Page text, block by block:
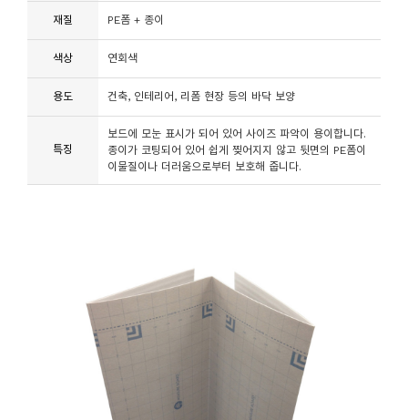
재질 PE폼 + 종이
색상 연회색
용도 건축, 인테리어, 리폼 현장 등의 바닥 보양
특징
보드에 모눈 표시가 되어 있어 사이즈 파악이 용이합니다.
종이가 코팅되어 있어 쉽게 찢어지지 않고 뒷면의 PE폼이
이물질이나 더러움으로부터 보호해 줍니다.